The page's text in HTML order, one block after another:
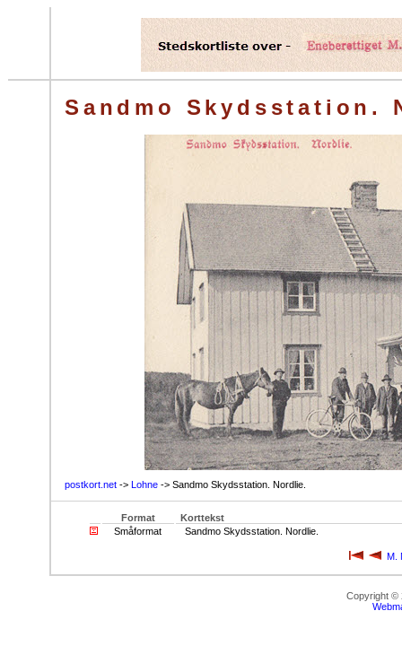
Sandmo Skydsstation.
postkort.net -> Lohne -> Sandmo Skydsstation. Nordlie.
Format
Korttekst
Småformat
Sandmo Skydsstation. Nordlie.
M.
Copyright ©